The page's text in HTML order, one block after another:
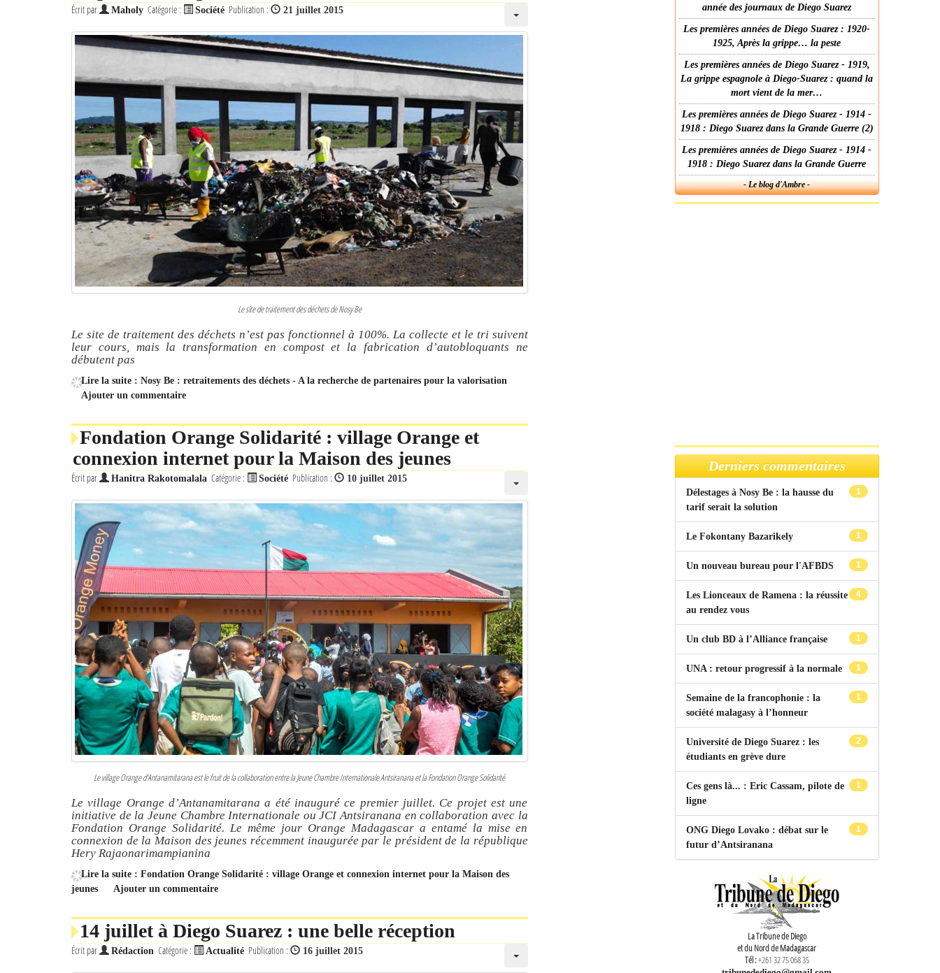
Écrit par Maholy Catégorie : Société Publication : 21 juillet 2015
Le site de traitement des déchets de Nosy Be
Le site de traitement des déchets n’est pas fonctionnel à 100%. La collecte et le tri suivent
leur cours, mais la transformation en compost et la fabrication d’autobloquants ne
débutent pas
Lire la suite : Nosy Be : retraitements des déchets - A la recherche de partenaires pour la valorisation
Ajouter un commentaire
Fondation Orange Solidarité : village Orange et
connexion internet pour la Maison des jeunes
Écrit par Hanitra Rakotomalala Catégorie : Société Publication : 10 juillet 2015
Le village Orange d’Antanamitarana est le fruit de la collaboration entre la Jeune Chambre Internationale Antsiranana et la Fondation Orange Solidarité
Le village Orange d’Antanamitarana a été inauguré ce premier juillet. Ce projet est une
initiative de la Jeune Chambre Internationale ou JCI Antsiranana en collaboration avec la
Fondation Orange Solidarité. Le même jour Orange Madagascar a entamé la mise en
connexion de la Maison des jeunes récemment inaugurée par le président de la république
Hery Rajaonarimampianina
Lire la suite : Fondation Orange Solidarité : village Orange et connexion internet pour la Maison des
jeunes
Ajouter un commentaire
14 juillet à Diego Suarez : une belle réception
Écrit par Rédaction Catégorie : Actualité Publication : 16 juillet 2015
année des journaux de Diego Suarez
Les premières années de Diego Suarez : 1920-
1925, Après la grippe… la peste
Les premières années de Diego Suarez - 1919,
La grippe espagnole à Diego-Suarez : quand la
mort vient de la mer…
Les premières années de Diego Suarez - 1914 -
1918 : Diego Suarez dans la Grande Guerre (2)
Les premières années de Diego Suarez - 1914 -
1918 : Diego Suarez dans la Grande Guerre
- Le blog d'Ambre -
Derniers commentaires
1
Délestages à Nosy Be : la hausse du
tarif serait la solution
1
Le Fokontany Bazarikely
1
Un nouveau bureau pour l'AFBDS
4
Les Lionceaux de Ramena : la réussite
au rendez vous
1
Un club BD à l’Alliance française
1
UNA : retour progressif à la normale
1
Semaine de la francophonie : la
société malagasy à l’honneur
2
Université de Diego Suarez : les
étudiants en grève dure
1
Ces gens là... : Eric Cassam, pilote de
ligne
1
ONG Diego Lovako : débat sur le
futur d’Antsiranana
La Tribune de Diego
et du Nord de Madagascar
Tél :+261 32 75 068 35